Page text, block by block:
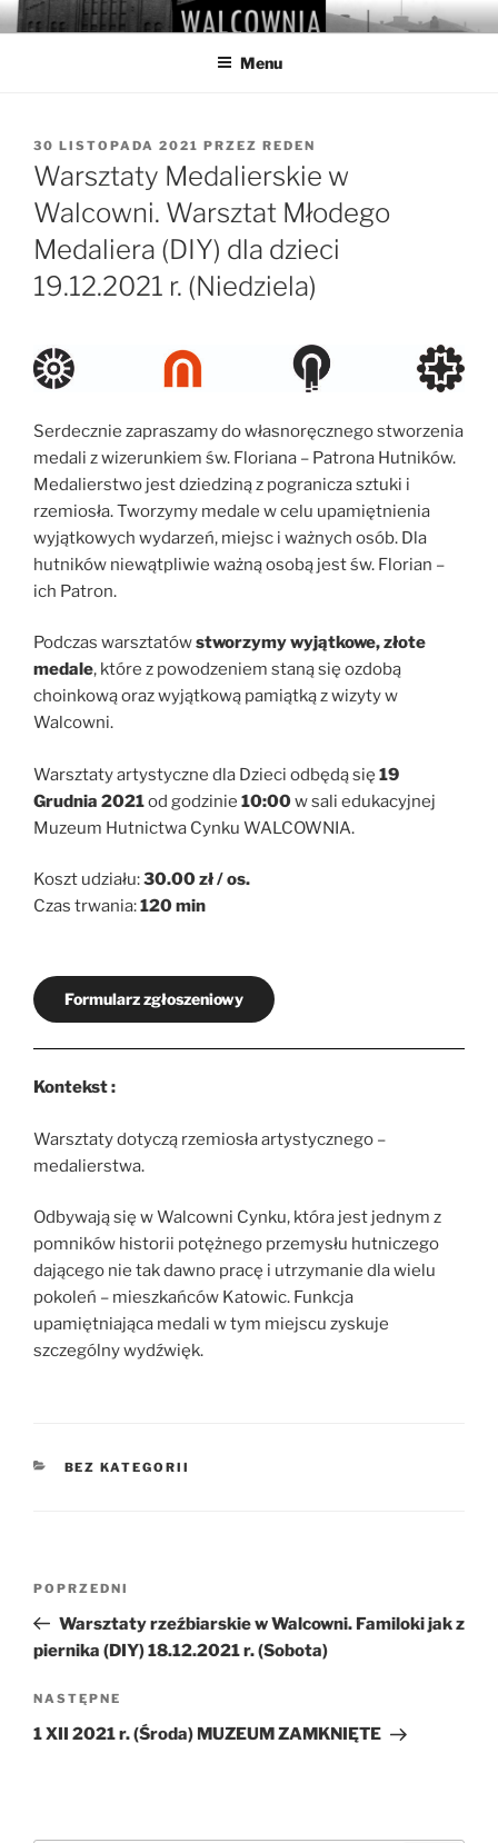
Przejdź
do
WALCOWNIA
Muzeum Hutnictwa Cynku
Menu
OPUBLIKOWANE
W
30 LISTOPADA 2021 PRZEZ REDEN
Warsztaty Medalierskie w
Walcowni. Warsztat Młodego
Medaliera (DIY) dla dzieci
19.12.2021 r. (Niedziela)
Serdecznie zapraszamy do własnoręcznego stworzenia
medali z wizerunkiem św. Floriana – Patrona Hutników.
Medalierstwo jest dziedziną z pogranicza sztuki i
rzemiosła. Tworzymy medale w celu upamiętnienia
wyjątkowych wydarzeń, miejsc i ważnych osób. Dla
hutników niewątpliwie ważną osobą jest św. Florian –
ich Patron.
Podczas warsztatówstworzymy wyjątkowe, złote
medale, które z powodzeniem staną się ozdobą
choinkową oraz wyjątkową pamiątką z wizyty w
Walcowni.
Warsztaty artystyczne dla Dzieci odbędą się 19
Grudnia 2021od godzinie 10:00w sali edukacyjnej
Muzeum Hutnictwa Cynku WALCOWNIA.
Koszt udziału:30.00 zł / os.
Czas trwania:120 min
Formularz zgłoszeniowy
Kontekst :
Warsztaty dotyczą rzemiosła artystycznego –
medalierstwa.
Odbywają się w Walcowni Cynku, która jest jednym z
pomników historii potężnego przemysłu hutniczego
dającego nie tak dawno pracę i utrzymanie dla wielu
pokoleń – mieszkańców Katowic. Funkcja
upamiętniająca medali w tym miejscu zyskuje
szczególny wydźwięk.
KATEGORIE
BEZ KATEGORII
Poprzedni
wpis
POPRZEDNI
Warsztaty rzeźbiarskie w Walcowni. Familoki jak z
piernika (DIY) 18.12.2021 r. (Sobota)
Następny
wpis
NASTĘPNE
1 XII 2021 r. (Środa) MUZEUM ZAMKNIĘTE